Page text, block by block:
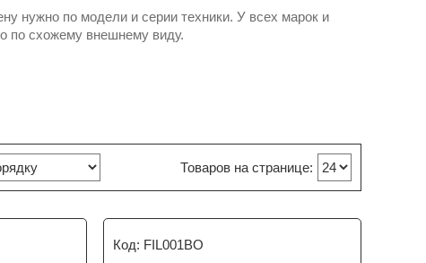
нужно по модели и серии техники. У всех марок и
по схожему внешнему виду.
FIL001BO